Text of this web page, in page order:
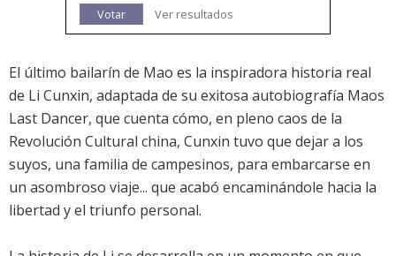
Votar
Ver resultados
El último bailarín de Mao es la inspiradora historia real
de Li Cunxin, adaptada de su exitosa autobiografía Maos
Last Dancer, que cuenta cómo, en pleno caos de la
Revolución Cultural china, Cunxin tuvo que dejar a los
suyos, una familia de campesinos, para embarcarse en
un asombroso viaje... que acabó encaminándole hacia la
libertad y el triunfo personal.